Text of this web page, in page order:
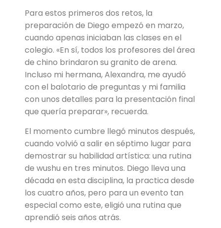
Para estos primeros dos retos, la
preparación de Diego empezó en marzo,
cuando apenas iniciaban las clases en el
colegio. «En sí, todos los profesores del área
de chino brindaron su granito de arena.
Incluso mi hermana, Alexandra, me ayudó
con el balotario de preguntas y mi familia
con unos detalles para la presentación final
que quería preparar», recuerda.
El momento cumbre llegó minutos después,
cuando volvió a salir en séptimo lugar para
demostrar su habilidad artística: una rutina
de wushu en tres minutos. Diego lleva una
década en esta disciplina, la practica desde
los cuatro años, pero para un evento tan
especial como este, eligió una rutina que
aprendió seis años atrás.